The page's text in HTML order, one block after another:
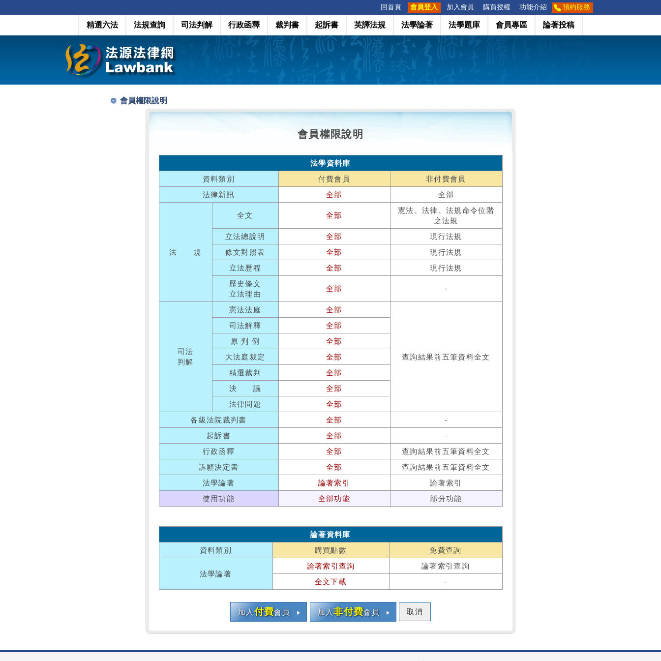
回首頁 會員登入 加入會員 購買授權 功能介紹 預約服務
精選六法 法規查詢 司法判解 行政函釋 裁判書 起訴書 英譯法規 法學論著 法學題庫 會員專區 論著投稿
會員權限說明
會員權限說明
法學資料庫
資料類別
付費會員
非付費會員
法律新訊
全部 全部
法 規
全文 全部
憲法、法律、法規命令位階
之法規
立法總說明
全部
現行法規
條文對照表
全部
現行法規
立法歷程
全部
現行法規
歷史條文
立法理由
全部 -
司法
判解
憲法法庭 全部
查詢結果前五筆資料全文
司法解釋
全部
原 判 例
全部
大法庭裁定
全部
精選裁判
全部
決 議
全部
法律問題
全部
各級法院裁判書
全部
-
起訴書
全部
-
行政函釋
全部
查詢結果前五筆資料全文
訴願決定書
全部
查詢結果前五筆資料全文
法學論著
論著索引
論著索引
使用功能
全部功能 部分功能
論著資料庫
資料類別
購買點數 免費查詢
法學論著
論著索引查詢
論著索引查詢
全文下載
-
加入付費會員 加入非付費會員 取消